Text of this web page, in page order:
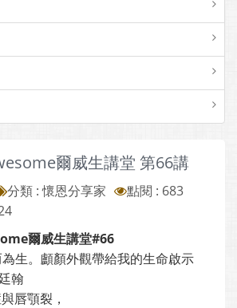
爾威生講堂 第66講
分類 :懷恩分享家
點閱 : 683
爾威生講堂#66
生。顱顏外觀帶給我的生命啟示
翰
唇顎裂，